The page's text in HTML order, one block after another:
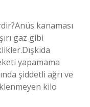
kanaması
gaz gibi
yapamama
şiddetli ağrı ve
kilo